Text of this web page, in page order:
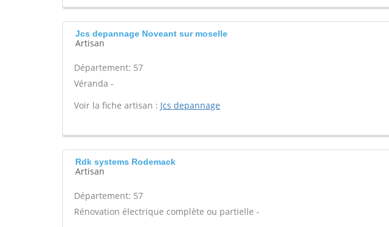
Jcs depannage Noveant sur moselle
Artisan
Département: 57
Véranda -
Voir la fiche artisan : Jcs depannage
Rdk systems Rodemack
Artisan
Département: 57
Rénovation électrique complète ou partielle -